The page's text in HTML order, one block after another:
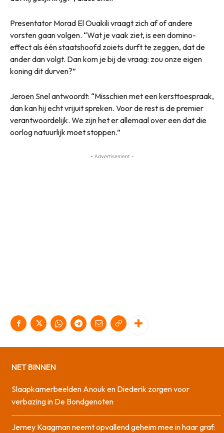
Presentator Morad El Ouakili vraagt zich af of andere
vorsten gaan volgen. “Wat je vaak ziet, is een domino-
effect als één staatshoofd zoiets durft te zeggen, dat de
ander dan volgt. Dan kom je bij de vraag: zou onze eigen
koning dit durven?”
Jeroen Snel antwoordt: “Misschien met een kersttoespraak,
dan kan hij echt vrijuit spreken. Voor de rest is de premier
verantwoordelijk. We zijn het er allemaal over een dat die
oorlog natuurlijk moet stoppen.”
- Advertisement -
NET BINNEN
Slaapkamerbeelden Anouk en Diederik zorgen voor
verbazing in De Bondgenoten
Jerney Kaagman neemt opvallend geheim mee in haar graf: